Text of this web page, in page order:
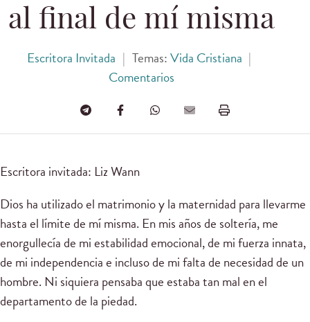
al final de mí misma
Escritora Invitada | Temas:Vida Cristiana |
Comentarios
Escritora invitada: Liz Wann
Dios ha utilizado el matrimonio y la maternidad para llevarme
hasta el límite de mí misma. En mis años de soltería, me
enorgullecía de mi estabilidad emocional, de mi fuerza innata,
de mi independencia e incluso de mi falta de necesidad de un
hombre. Ni siquiera pensaba que estaba tan mal en el
departamento de la piedad.